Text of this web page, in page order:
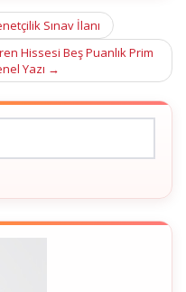
Sınav İlanı
Hissesi Beş Puanlık Prim
Yazı →